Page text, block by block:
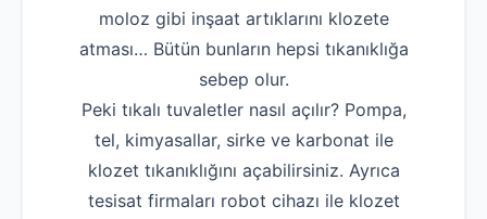
moloz gibi inşaat artıklarını klozete
atması… Bütün bunların hepsi tıkanıklığa
sebep olur.
Peki tıkalı tuvaletler nasıl açılır? Pompa,
tel, kimyasallar, sirke ve karbonat ile
klozet tıkanıklığını açabilirsiniz. Ayrıca
tesisat firmaları robot cihazı ile klozet